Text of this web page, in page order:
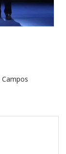
Campos